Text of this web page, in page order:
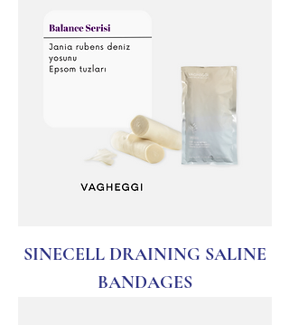
SINECELL DRAINING SALINE
BANDAGES